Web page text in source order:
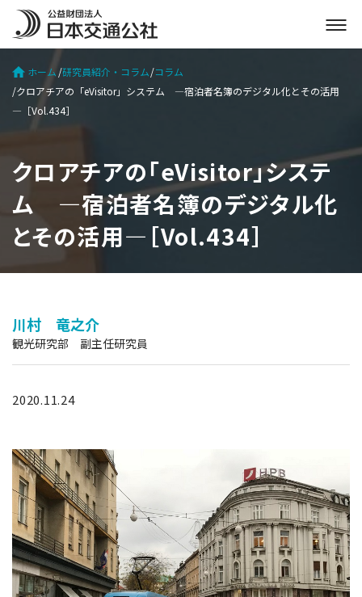
メ
ニ
ー
を
ホーム 研究員紹介・コラム コラム
クロアチアの「eVisitor」システム ―宿泊者名簿のデジタル化とその活用
―［Vol.434］
クロアチアの「eVisitor」システ
ム ―宿泊者名簿のデジタル化
とその活用―［Vol.434］
川村 竜之介
観光研究部 副主任研究員
2020.11.24